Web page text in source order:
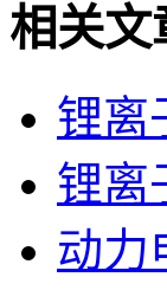
相关文
锂离
锂离
动力